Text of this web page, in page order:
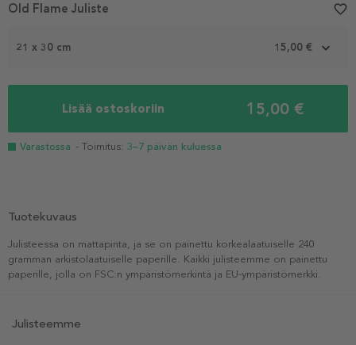
1
21 x 30 cm 15,00 €
Lisää ostoskoriin 15,00 €
Varastossa - Toimitus: 3–7 päivän kuluessa
Old Flame Juliste favorite_border
Tuotekuvaus
Julisteessa on mattapinta, ja se on painettu korkealaatuiselle 240
gramman arkistolaatuiselle paperille. Kaikki julisteemme on painettu
paperille, jolla on FSC:n ympäristömerkintä ja EU-ympäristömerkki.
Julisteemme